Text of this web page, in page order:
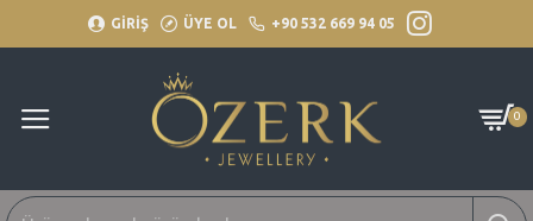
GİRİŞ ÜYE OL +90 532 669 94 05
0